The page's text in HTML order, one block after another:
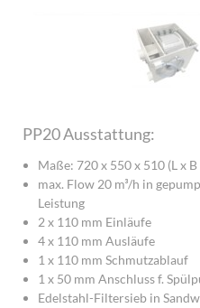
PP20 Ausstattung:
Maße: 720 x 550 x 510 (L x
max. Flow 20 m³/h in
Leistung
2 x 110 mm Einläufe
4 x 110 mm Ausläufe
1 x 110 mm Schmutzablauf
1 x 50 mm Anschluss f.
Edelstahl-Filtersieb in